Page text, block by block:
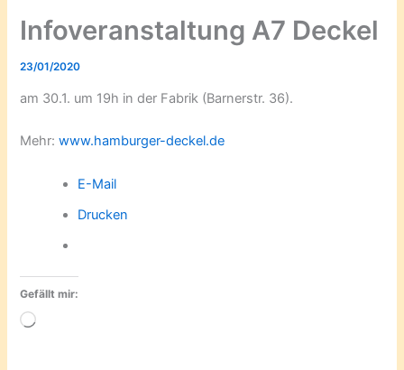
Infoveranstaltung A7 Deckel
23/01/2020
am 30.1. um 19h in der Fabrik (Barnerstr. 36).
Mehr:www.hamburger-deckel.de
E-Mail
Drucken
Gefällt mir:
Wird